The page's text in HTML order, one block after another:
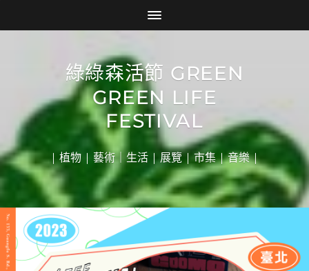
綠綠森活節 GREEN
GREEN LIFE
FESTIVAL
| 植物 | 藝術｜生活 | 展覽 | 市集 | 音樂 |